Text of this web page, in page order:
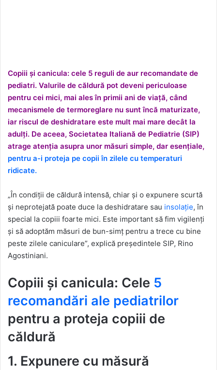
Copiii și canicula: cele 5 reguli de aur recomandate de
pediatri. Valurile de căldură pot deveni periculoase
pentru cei mici, mai ales în primii ani de viață, când
mecanismele de termoreglare nu sunt încă maturizate,
iar riscul de deshidratare este mult mai mare decât la
adulți. De aceea, Societatea Italiană de Pediatrie (SIP)
atrage atenția asupra unor măsuri simple, dar esențiale,
pentru a-i proteja pe copii în zilele cu temperaturi
ridicate.
„În condiții de căldură intensă, chiar și o expunere scurtă
și neprotejată poate duce la deshidratare sau insolație, în
special la copiii foarte mici. Este important să fim vigilenți
și să adoptăm măsuri de bun-simț pentru a trece cu bine
peste zilele caniculare”, explică președintele SIP, Rino
Agostiniani.
Copiii și canicula: Cele 5
recomandări ale pediatrilor
pentru a proteja copiii de
căldură
1. Expunere cu măsură